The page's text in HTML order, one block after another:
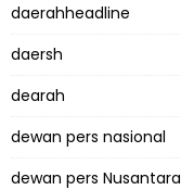
daerahheadline
daersh
dearah
dewan pers nasional
dewan pers Nusantara